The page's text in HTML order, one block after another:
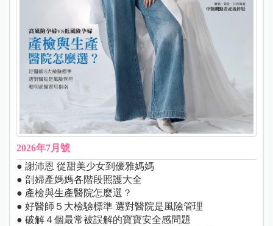
2026年7月號
● 謝沛恩 從甜美少女到優雅媽媽
● 剖婦產媽媽各階段照護大全
● 產檢與生產醫院怎麼選？
● 好醫師５大檢驗標準 選對醫院是風險管理
● 破解４個最常被誤解的寶寶安全感問題